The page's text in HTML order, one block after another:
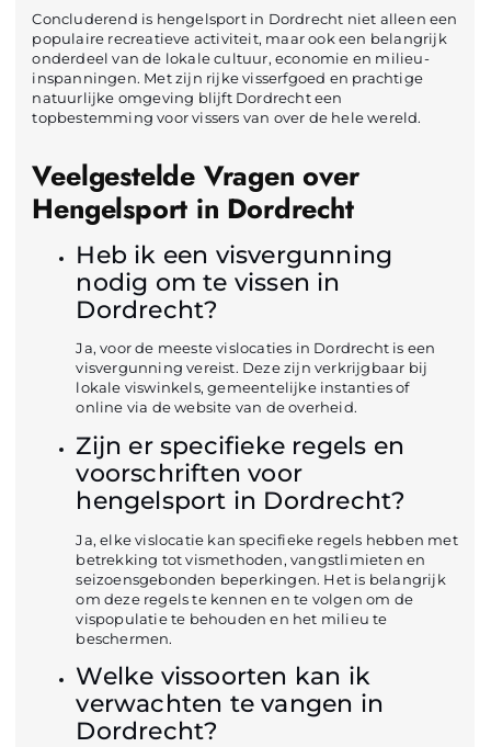
Concluderend is hengelsport in Dordrecht niet alleen een
populaire recreatieve activiteit, maar ook een belangrijk
onderdeel van de lokale cultuur, economie en milieu-
inspanningen. Met zijn rijke visserfgoed en prachtige
natuurlijke omgeving blijft Dordrecht een
topbestemming voor vissers van over de hele wereld.
Veelgestelde Vragen over
Hengelsport in Dordrecht
Heb ik een visvergunning
nodig om te vissen in
Dordrecht?
Ja, voor de meeste vislocaties in Dordrecht is een
visvergunning vereist. Deze zijn verkrijgbaar bij
lokale viswinkels, gemeentelijke instanties of
online via de website van de overheid.
Zijn er specifieke regels en
voorschriften voor
hengelsport in Dordrecht?
Ja, elke vislocatie kan specifieke regels hebben met
betrekking tot vismethoden, vangstlimieten en
seizoensgebonden beperkingen. Het is belangrijk
om deze regels te kennen en te volgen om de
vispopulatie te behouden en het milieu te
beschermen.
Welke vissoorten kan ik
verwachten te vangen in
Dordrecht?